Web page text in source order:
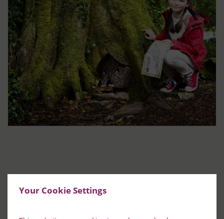
Your Cookie Settings
PLUS D'INFORMATIONS SUR